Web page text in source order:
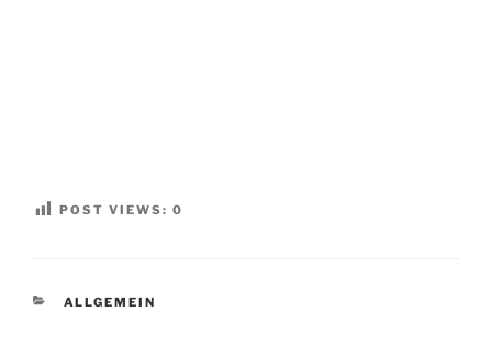
POST VIEWS: 0
KATEGORIEN
ALLGEMEIN